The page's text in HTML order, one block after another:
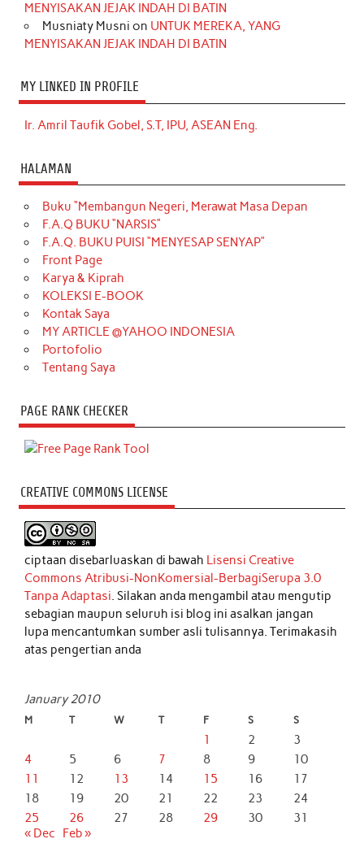
MENYISAKAN JEJAK INDAH DI BATIN
Musniaty Musni on UNTUK MEREKA, YANG
MENYISAKAN JEJAK INDAH DI BATIN
MY LINKED IN PROFILE
Ir. Amril Taufik Gobel, S.T, IPU, ASEAN Eng.
HALAMAN
Buku “Membangun Negeri, Merawat Masa Depan
F.A.Q BUKU “NARSIS”
F.A.Q. BUKU PUISI “MENYESAP SENYAP”
Front Page
Karya & Kiprah
KOLEKSI E-BOOK
Kontak Saya
MY ARTICLE @YAHOO INDONESIA
Portofolio
Tentang Saya
PAGE RANK CHECKER
CREATIVE COMMONS LICENSE
ciptaan disebarluaskan di bawah Lisensi Creative
Commons Atribusi-NonKomersial-BerbagiSerupa 3.0
Tanpa Adaptasi. Silakan anda mengambil atau mengutip
sebagian maupun seluruh isi blog ini asalkan jangan
lupa mencantumkan sumber asli tulisannya. Terimakasih
atas pengertian anda
January 2010
M T W T F S S
1 2
3
4
5 6 7 8 9
10
11
12 13 14 15 16
17
18
19 20 21 22 23
24
25
26 27 28 29 30
31
« Dec
Feb »